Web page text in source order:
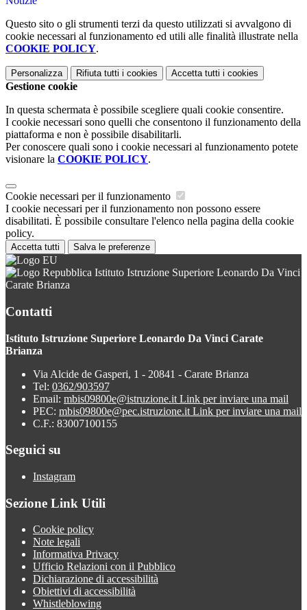
Questo sito o gli strumenti terzi da questo utilizzati si avvalgono di
cookie necessari al funzionamento ed utili alle finalità illustrate nella
COOKIE POLICY.
Personalizza Rifiuta tutti i cookies Accetta tutti i cookies
Gestione cookie
In questa schermata è possibile scegliere quali cookie consentire.
I cookie necessari sono quelli che consentono il funzionamento della
piattaforma e non è possibile disabilitarli.
Per conoscere quali sono i cookie necessari al funzionamento potete
visionare la COOKIE POLICY.
Cookie necessari per il funzionamento
I cookie necessari per il funzionamento non possono essere
disabilitati. È possibile consultare l'elenco nella pagina della cookie
policy.
Accetta tutti Salva le preferenze
Istituto Istruzione Superiore Leonardo Da Vinci
Carate Brianza
Contatti
Istituto Istruzione Superiore Leonardo Da Vinci Carate
Brianza
Via Alcide de Gasperi, 1 - 20841 - Carate Brianza
Tel: 0362/903597
Email: mbis09800e@istruzione.it Link per inviare una mail
PEC: mbis09800e@pec.istruzione.it Link per inviare una mail
C.F.: 83007100155
Seguici su
Instagram
Sezione Link Utili
Cookie policy
Note legali
Informativa Privacy
Ufficio Relazioni con il Pubblico
Dichiarazione di accessibilità
Obiettivi di accessibilità
Whistleblowing